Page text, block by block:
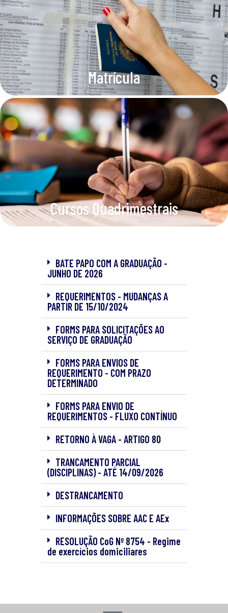
Matrícula
Cursos Quadrimestrais
BATE PAPO COM A GRADUAÇÃO -
JUNHO DE 2026
REQUERIMENTOS - MUDANÇAS A
PARTIR DE 15/10/2024
FORMS PARA SOLICITAÇÕES AO
SERVIÇO DE GRADUAÇÃO
FORMS PARA ENVIOS DE
REQUERIMENTO - COM PRAZO
DETERMINADO
FORMS PARA ENVIO DE
REQUERIMENTOS - FLUXO CONTÍNUO
RETORNO À VAGA - ARTIGO 80
TRANCAMENTO PARCIAL
(DISCIPLINAS) - ATÉ 14/09/2026
DESTRANCAMENTO
INFORMAÇÕES SOBRE AAC E AEx
RESOLUÇÃO CoG Nº 8754 - Regime
de exercícios domiciliares